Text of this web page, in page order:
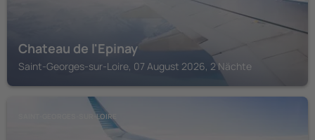
Chateau de l'Epinay
Saint-Georges-sur-Loire, 07 August 2026, 2 Nächte
SAINT-GEORGES-SUR-LOIRE